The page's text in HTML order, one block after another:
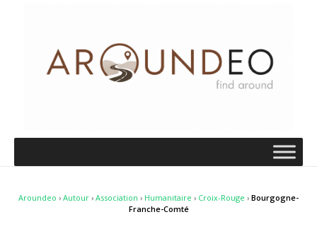
Aroundeo › Autour › Association › Humanitaire › Croix-Rouge › Bourgogne-
Franche-Comté